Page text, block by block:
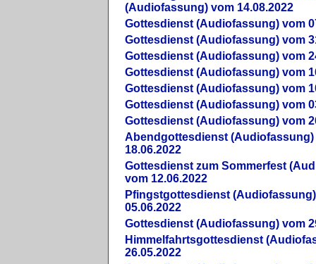
(Audiofassung) vom 14.08.2022
Gottesdienst (Audiofassung) vom
Gottesdienst (Audiofassung) vom
Gottesdienst (Audiofassung) vom
Gottesdienst (Audiofassung) vom
Gottesdienst (Audiofassung) vom
Gottesdienst (Audiofassung) vom
Gottesdienst (Audiofassung) vom
Abendgottesdienst (Audiofassung)
18.06.2022
Gottesdienst zum Sommerfest
vom 12.06.2022
Pfingstgottesdienst
05.06.2022
Gottesdienst (Audiofassung) vom
Himmelfahrtsgottesdienst
26.05.2022